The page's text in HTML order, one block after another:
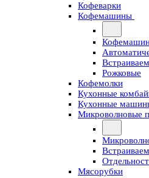
Кофеварки
Кофемашины
Рожковые
Кофемолки
Кухонные
Кухонные
Микроволновые
Мясорубки